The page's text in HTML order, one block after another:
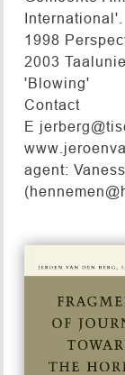
International'.
1998
2003
'Blowing'
Contact
E
agent: